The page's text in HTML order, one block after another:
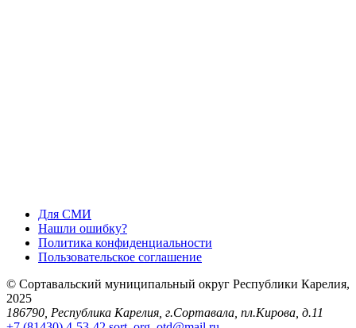
Для СМИ
Нашли ошибку?
Политика конфиденциальности
Пользовательское соглашение
© Сортавальский муниципальный округ Республики Карелия,
2025
186790, Республика Карелия, г.Сортавала, пл.Кирова, д.11